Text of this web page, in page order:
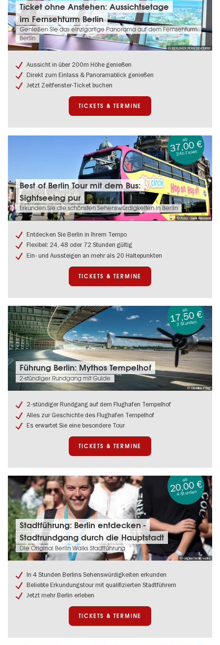
© BERLINER FERNSEHTURM
Tickets
&
Termine:
Ticket
ohne
Anstehen:
im
Fernsehturm
Berlin
Ticket ohne Anstehen: Aussichtsetage
im Fernsehturm Berlin
Genießen Sie das einzigartige Panorama auf dem Fernsehturm
Berlin
Aussicht in über 200m Höhe genießen
Direkt zum Einlass & Panoramablick genießen
Jetzt Zeitfenster-Ticket buchen
TICKETS & TERMINE
© Foto: Gundi Abramski
Tickets
&
Termine:
Best
of
Tour
mit
dem
Bus:
Best of Berlin Tour mit dem Bus:
Sightseeing pur
Erkunden Sie die schönsten Sehenswürdigkeiten in Berlin
ab
37,00 €
24h-Ticket
Entdecken Sie Berlin in Ihrem Tempo
Flexibel: 24, 48 oder 72 Stunden gültig
Ein- und Aussteigen an mehr als 20 Haltepunkten
TICKETS & TERMINE
© Claudius Pflug
Tickets
&
Termine:
Führung
Mythos
Tempelhof
Führung Berlin: Mythos Tempelhof
2-stündiger Rundgang mit Guide
ab
17,50 €
2 Stunden
2-stündiger Rundgang auf dem Flughafen Tempelhof
Alles zur Geschichte des Flughafen Tempelhof
Es erwartet Sie eine besondere Tour
TICKETS & TERMINE
© original berlin walks
Tickets
&
Termine:
Stadtführung:
Berlin
Stadtrundgang
durch
die
Stadtführung: Berlin entdecken -
Stadtrundgang durch die Hauptstadt
Die Original Berlin Walks Stadtführung
ab
20,00 €
4 Stunden
In 4 Stunden Berlins Sehenswürdigkeiten erkunden
Beliebte Erkundungstour mit qualifizierten Stadtführern
Jetzt mehr Berlin erleben
TICKETS & TERMINE